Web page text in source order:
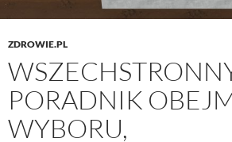
ZDROWIE.PL
PORADNIK
WYBORU,